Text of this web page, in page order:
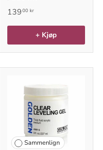
13900 kr
+ Kjøp
Sammenlign